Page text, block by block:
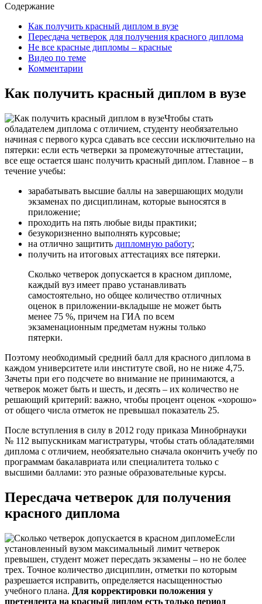
Содержание
Как получить красный диплом в вузе
Пересдача четверок для получения красного диплома
Не все красные дипломы – красные
Видео по теме
Комментарии
Как получить красный диплом в вузе
Чтобы стать
обладателем диплома с отличием, студенту необязательно
начиная с первого курса сдавать все сессии исключительно на
пятерки: если есть четверки за промежуточные аттестации,
все еще остается шанс получить красный диплом. Главное – в
течение учебы:
зарабатывать высшие баллы на завершающих модули
экзаменах по дисциплинам, которые выносятся в
приложение;
проходить на пять любые виды практики;
безукоризненно выполнять курсовые;
на отлично защитить дипломную работу;
получить на итоговых аттестациях все пятерки.
Сколько четверок допускается в красном дипломе,
каждый вуз имеет право устанавливать
самостоятельно, но общее количество отличных
оценок в приложении-вкладыше не может быть
менее 75 %, причем на ГИА по всем
экзаменационным предметам нужны только
пятерки.
Поэтому необходимый средний балл для красного диплома в
каждом университете или институте свой, но не ниже 4,75.
Зачеты при его подсчете во внимание не принимаются, а
четверок может быть и шесть, и десять – их количество не
решающий критерий: важно, чтобы процент оценок «хорошо»
от общего числа отметок не превышал показатель 25.
После вступления в силу в 2012 году приказа Минобрнауки
№ 112 выпускникам магистратуры, чтобы стать обладателями
диплома с отличием, необязательно сначала окончить учебу по
программам бакалавриата или специалитета только с
высшими баллами: это разные образовательные курсы.
Пересдача четверок для получения
красного диплома
Если
установленный вузом максимальный лимит четверок
превышен, студент может пересдать экзамены – но не более
трех. Точное количество дисциплин, отметки по которым
разрешается исправить, определяется насыщенностью
учебного плана. Для корректировки положения у
претендента на красный диплом есть только период